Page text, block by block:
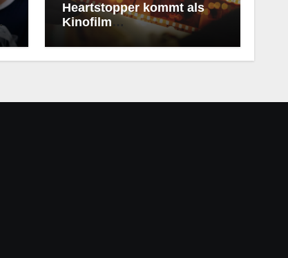
Heartstopper kommt als
Kinofilm
(Kollegengespräch)